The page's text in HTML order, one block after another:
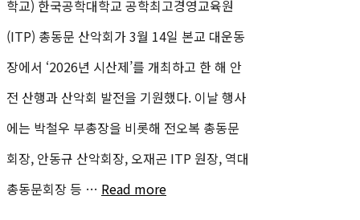
학교) 한국공학대학교 공학최고경영교육원
(ITP) 총동문 산악회가 3월 14일 본교 대운동
장에서 ‘2026년 시산제’를 개최하고 한 해 안
전 산행과 산악회 발전을 기원했다. 이날 행사
에는 박철우 부총장을 비롯해 전오복 총동문
회장, 안동규 산악회장, 오재곤 ITP 원장, 역대
총동문회장 등 … Read more